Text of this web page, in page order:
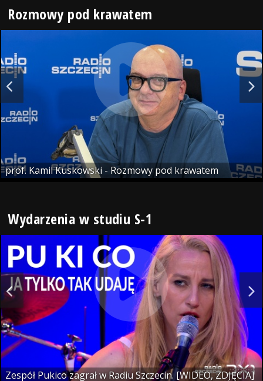
Rozmowy pod krawatem
prof. Kamil Kuskowski - Rozmowy pod krawatem
Wydarzenia w studiu S-1
Zespół Pukico zagrał w Radiu Szczecin. [WIDEO, ZDJĘCIA]